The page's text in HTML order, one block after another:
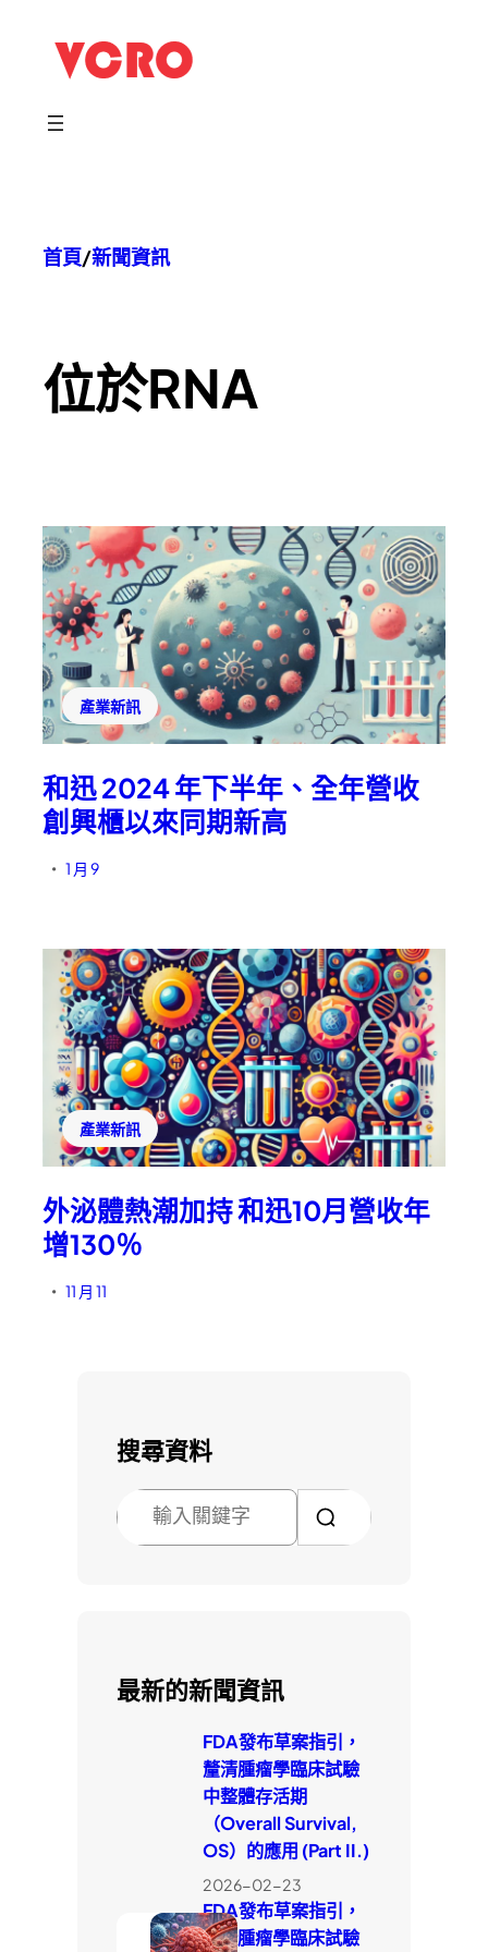
首頁/新聞資訊
位於RNA
產業新訊
和迅 2024 年下半年、全年營收
創興櫃以來同期新高
• 1 月 9
產業新訊
外泌體熱潮加持 和迅10月營收年
增130％
• 11 月 11
搜尋資料
最新的新聞資訊
FDA發布草案指引，
釐清腫瘤學臨床試驗
中整體存活期
（Overall Survival,
OS）的應用 (Part II.)
2026-02-23
FDA發布草案指引，
釐清腫瘤學臨床試驗